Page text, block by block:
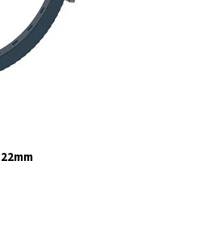
22mm